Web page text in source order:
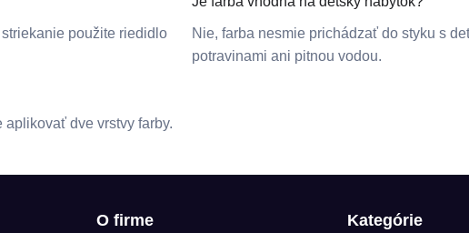
použite riedidlo
Nie, farba nesmie prichádzať do styku s
potravinami ani pitnou vodou.
dve vrstvy farby.
O firme Kategórie